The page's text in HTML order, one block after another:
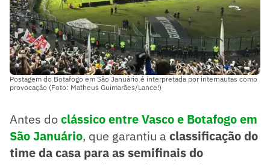
Postagem do Botafogo em São Januário é interpretada por internautas como
provocação (Foto: Matheus Guimarães/Lance!)
Antes doclássico entre Vasco e Botafogo em
São Januário, que garantiu a classificação do
time da casa para as semifinais do